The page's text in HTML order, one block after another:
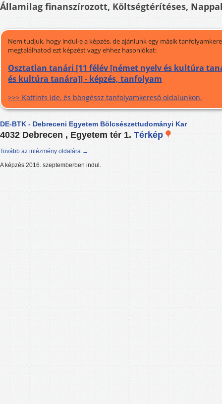
Államilag finanszírozott, Költségtérítéses,
Nem tudjuk, hogy indul-e a képzés, de ajánlunk egy másik
megtalálhatod ezt képzést vagy ehhez hasonlókat:
Osztatlan tanári [11 félév [német nyelv és kultúra
és kultúra tanára]] - képzés, tanfolyam
>>> Kattints ide, és böngéssz tanfolyamkereső oldalunkon.
DE-BTK - Debreceni Egyetem Bölcsészettudományi Kar
4032 Debrecen , Egyetem tér 1. Térkép
Tovább az intézmény oldalára →
A képzés 2016. szeptemberben indul.